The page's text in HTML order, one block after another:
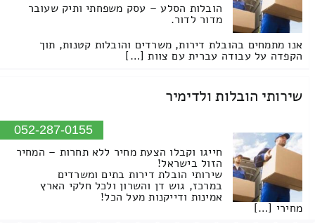
הובלות הסלע – עסק משפחתי ותיק שעובר
מדור לדור.
אנו מתמחים בהובלת דירות, משרדים והובלות קטנות, תוך
הקפדה על עבודה עברית עם צוות […]
שירותי הובלות ולדימיר
052-287-0155
חייגו וקבלו הצעת מחיר ללא תחרות – המחיר
הזול בישראל!
שירותי הובלת דירות בתים ומשרדים
במרכז, גוש דן והשרון ולכל חלקי הארץ
אמינות ודייקנות מעל הכל!
מחירי […]